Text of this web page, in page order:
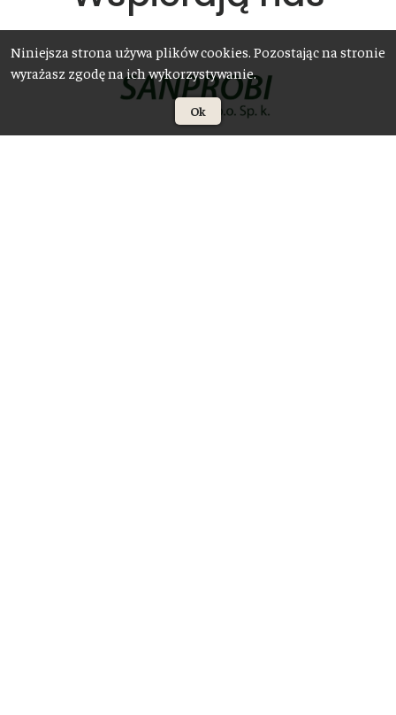
Niniejsza strona używa plików cookies. Pozostając na stronie
wyrażasz zgodę na ich wykorzystywanie.
Ok